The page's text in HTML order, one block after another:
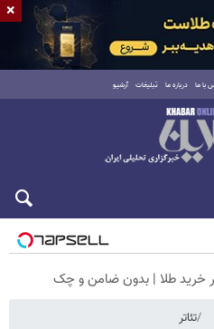
با ما درباره ما تبلیغات آرشیو
تئاتر
×